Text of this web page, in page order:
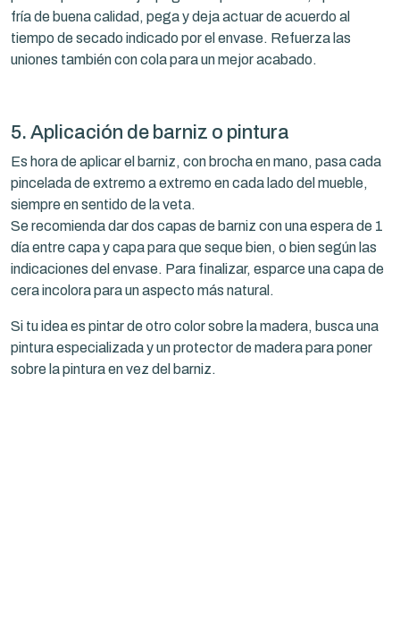
fría de buena calidad, pega y deja actuar de acuerdo al
tiempo de secado indicado por el envase. Refuerza las
uniones también con cola para un mejor acabado.
5. Aplicación de barniz o pintura
Es hora de aplicar el barniz, con brocha en mano, pasa cada
pincelada de extremo a extremo en cada lado del mueble,
siempre en sentido de la veta.
Se recomienda dar dos capas de barniz con una espera de 1
día entre capa y capa para que seque bien, o bien según las
indicaciones del envase. Para finalizar, esparce una capa de
cera incolora para un aspecto más natural.
Si tu idea es pintar de otro color sobre la madera, busca una
pintura especializada y un protector de madera para poner
sobre la pintura en vez del barniz.